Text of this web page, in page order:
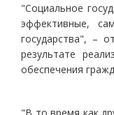
"Социальное
эффективные,
государства", –
результате
обеспечения
"В то время как